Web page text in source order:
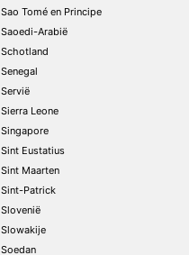
Sao Tomé en Principe
Saoedi-Arabië
Schotland
Senegal
Servië
Sierra Leone
Singapore
Sint Eustatius
Sint Maarten
Sint-Patrick
Slovenië
Slowakije
Soedan